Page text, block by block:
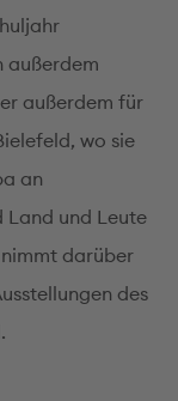
außerdem
außerdem für
wo sie
an
Land und Leute
darüber
des